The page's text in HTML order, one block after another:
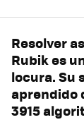
Resolver
Rubik es
locura. Su
aprendido
3915